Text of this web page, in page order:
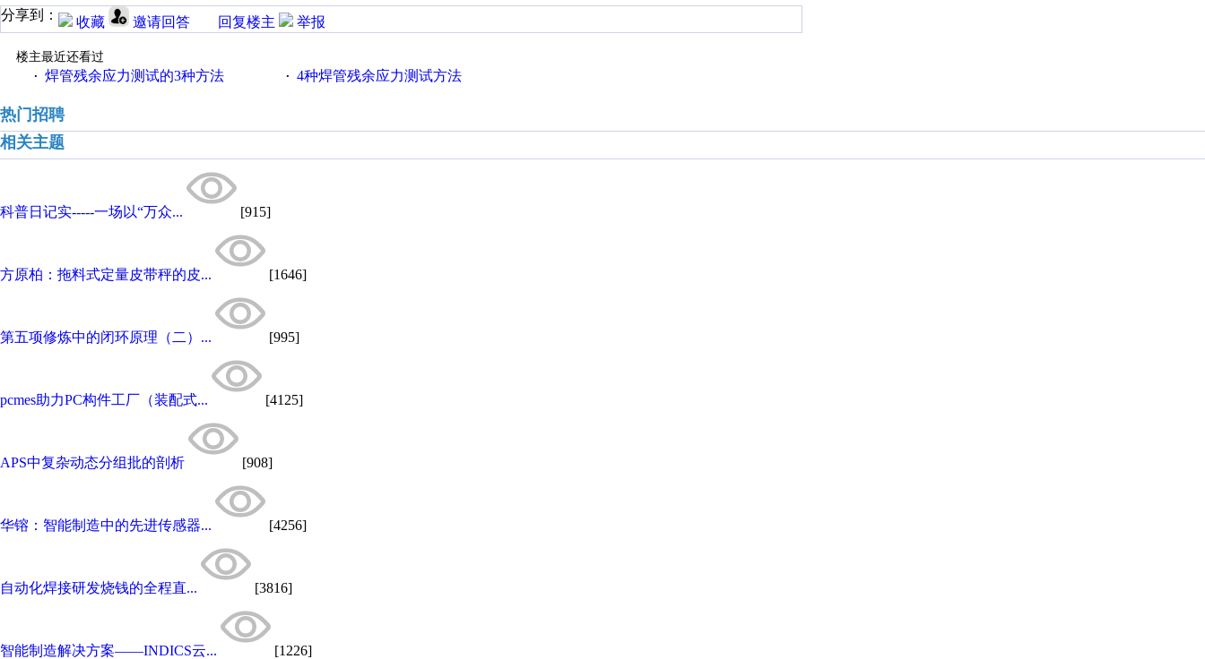
分享到： 收藏 邀请回答 回复楼主 举报
楼主最近还看过
· 焊管残余应力测试的3种方法 · 4种焊管残余应力测试方法
热门招聘
相关主题
科普日记实-----一场以“万众... [915]
方原柏：拖料式定量皮带秤的皮... [1646]
第五项修炼中的闭环原理（二）... [995]
pcmes助力PC构件工厂（装配式... [4125]
APS中复杂动态分组批的剖析 [908]
华镕：智能制造中的先进传感器... [4256]
自动化焊接研发烧钱的全程直... [3816]
智能制造解决方案——INDICS云... [1226]